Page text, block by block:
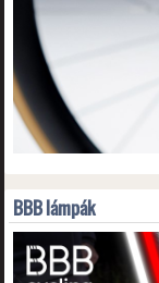
BBB lámpák